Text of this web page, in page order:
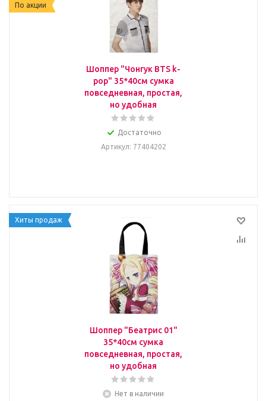
По акции
Шоппер "Чонгук BTS k-
pop" 35*40см сумка
повседневная, простая,
но удобная
Достаточно
Артикул: 77404202
Хиты продаж
Шоппер "Беатрис 01"
35*40см сумка
повседневная, простая,
но удобная
Нет в наличии